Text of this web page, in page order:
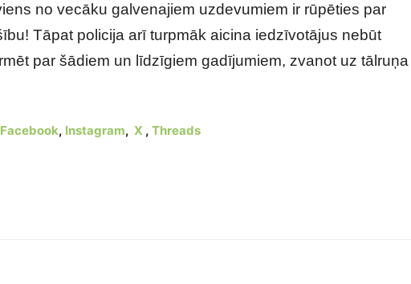
no vecāku galvenajiem uzdevumiem ir rūpēties par
Tāpat policija arī turpmāk aicina iedzīvotājus nebūt
par šādiem un līdzīgiem gadījumiem, zvanot uz tālruņa
Facebook, Instagram, X , Threads